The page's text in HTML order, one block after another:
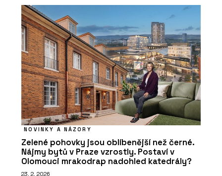
NOVINKY A NÁZORY
Zelené pohovky jsou oblíbenější než černé.
Nájmy bytů v Praze vzrostly. Postaví v
Olomouci mrakodrap nadohled katedrály?
23. 2. 2026